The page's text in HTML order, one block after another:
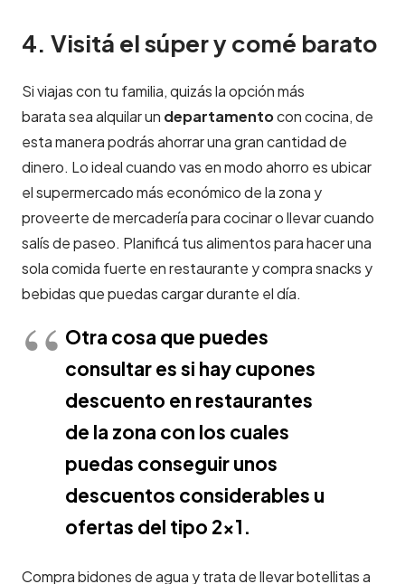
4. Visitá el súper y comé barato
Si viajas con tu familia, quizás la opción más
barata sea alquilar un departamentocon cocina, de
esta manera podrás ahorrar una gran cantidad de
dinero. Lo ideal cuando vas en modo ahorro es ubicar
el supermercado más económico de la zona y
proveerte de mercadería para cocinar o llevar cuando
salís de paseo. Planificá tus alimentos para hacer una
sola comida fuerte en restaurante y compra snacks y
bebidas que puedas cargar durante el día.
Otra cosa que puedes
consultar es si hay cupones
descuento en restaurantes
de la zona con los cuales
puedas conseguir unos
descuentos considerables u
ofertas del tipo 2×1.
Compra bidones de agua y trata de llevar botellitas a